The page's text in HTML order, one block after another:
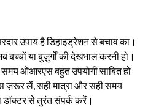
उपाय है डिहाइड्रेशन से बचाव का।
बच्चों या बुज़ुर्गों की देखभाल करनी हो।
के समय ओआरएस बहुत उपयोगी साबित हो
लें, सही मात्रा और सही समय
डॉक्टर से तुरंत संपर्क करें।